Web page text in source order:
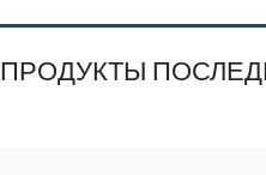
ПРОДУКТЫ